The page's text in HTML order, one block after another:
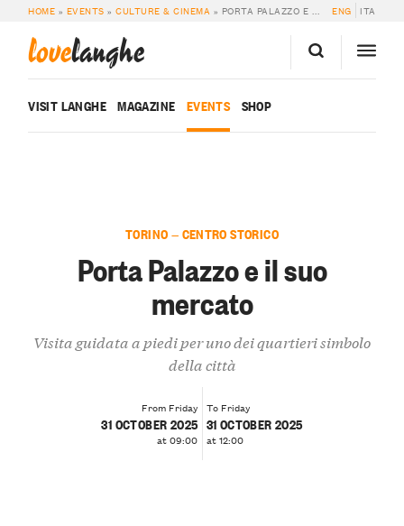
HOME » EVENTS »CULTURE & CINEMA » PORTA PALAZZO E IL SUO MERCATO ENG ITA
lovelanghe
VISIT LANGHE MAGAZINE EVENTS SHOP
TORINO — CENTRO STORICO
Porta Palazzo e il suo
mercato
Visita guidata a piedi per uno dei quartieri simbolo
della città
From Friday
31 OCTOBER 2025
at 09:00
To Friday
31 OCTOBER 2025
at 12:00